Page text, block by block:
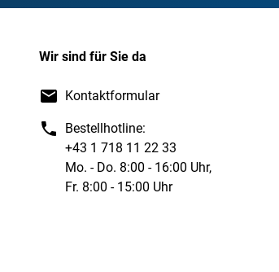
Wir sind für Sie da
Kontaktformular
Bestellhotline:
+43 1 718 11 22 33
Mo. - Do. 8:00 - 16:00 Uhr,
Fr. 8:00 - 15:00 Uhr